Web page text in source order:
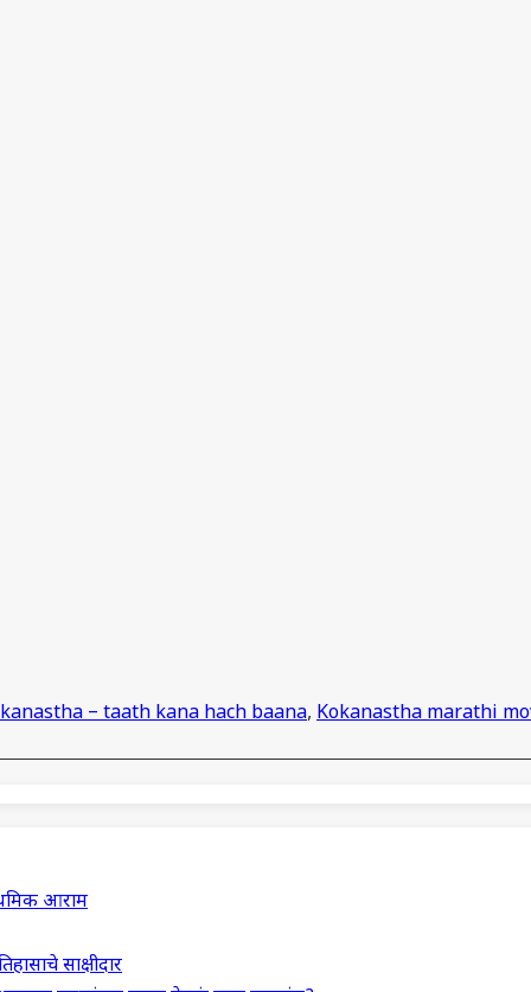
– taath kana hach baana, Kokanastha marathi
आराम
साक्षीदार